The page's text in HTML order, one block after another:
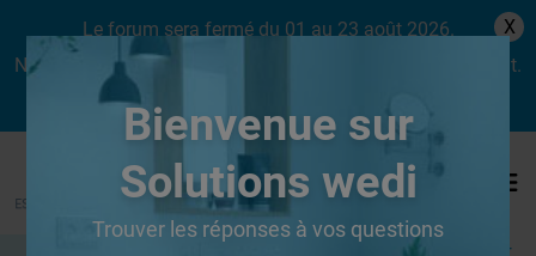
Le forum sera fermé du 01 au 23 août 2026.
Nous aurons le plaisir de vous retrouver dès le lundi 24 août.
X
Se connecter
Bienvenue sur
Solutions wedi
Trouver les réponses à vos questions